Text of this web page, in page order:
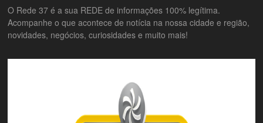
O Rede 37 é a sua REDE de informações 100% legítima.
Acompanhe o que acontece de notícia na nossa cidade e região,
novidades, negócios, curiosidades e muito mais!